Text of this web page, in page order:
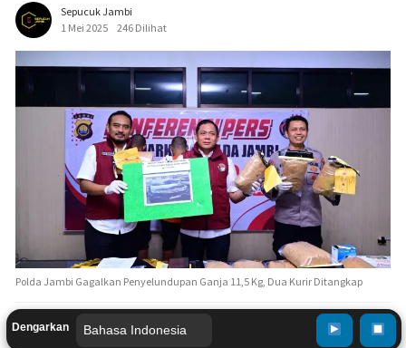
Sepucuk Jambi
1 Mei 2025
246 Dilihat
Polda Jambi Gagalkan Penyelundupan Ganja 11,5 Kg, Dua Kurir Ditangkap
Dengarkan